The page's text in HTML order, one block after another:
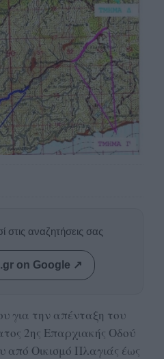
στις αναζητήσεις σας
on Google ↗
για την απένταξη του
2ης Επαρχιακής Οδού
Οικισμό Πλαγιάς έως